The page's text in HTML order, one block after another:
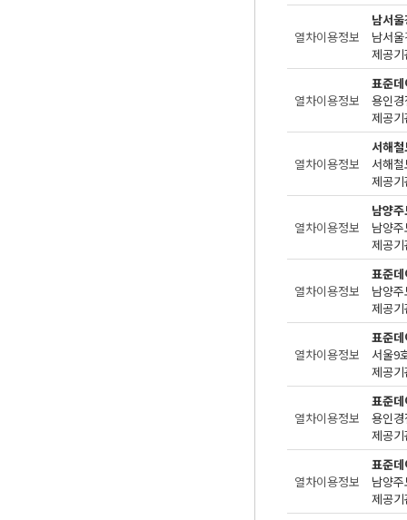
열차이용정보
남서
제공
열차이용정보
표준
용인
제공
열차이용정보
서해
제공
열차이용정보
남양
제공
열차이용정보
표준
남양
제공
열차이용정보
표준
서울9
제공
열차이용정보
표준
용인
제공
열차이용정보
표준
남양
제공